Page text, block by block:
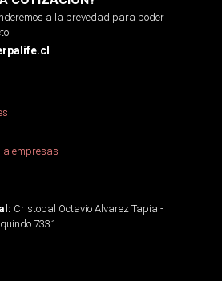
a la brevedad para poder
a empresas
Cristobal Octavio Alvarez Tapia -
7331